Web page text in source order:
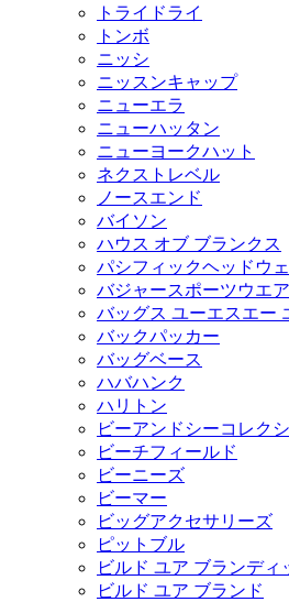
トライドライ
トンボ
ニッシ
ニッスンキャップ
ニューエラ
ニューハッタン
ニューヨークハット
ネクストレベル
ノースエンド
バイソン
ハウス オブ ブランクス
パシフィックヘッドウ
バジャースポーツウエア
バッグス ユーエスエー
バックパッカー
バッグベース
ハバハンク
ハリトン
ビーアンドシーコレク
ビーチフィールド
ビーニーズ
ビーマー
ビッグアクセサリーズ
ピットブル
ビルド ユア ブランディ
ビルド ユア ブランド